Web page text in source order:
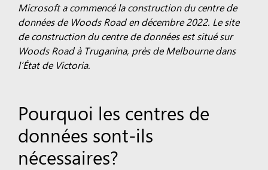
Microsoft a commencé la construction du centre de
données de Woods Road en décembre 2022. Le site
de construction du centre de données est situé sur
Woods Road à Truganina, près de Melbourne dans
l’État de Victoria.
Pourquoi les centres de
données sont-ils
nécessaires?